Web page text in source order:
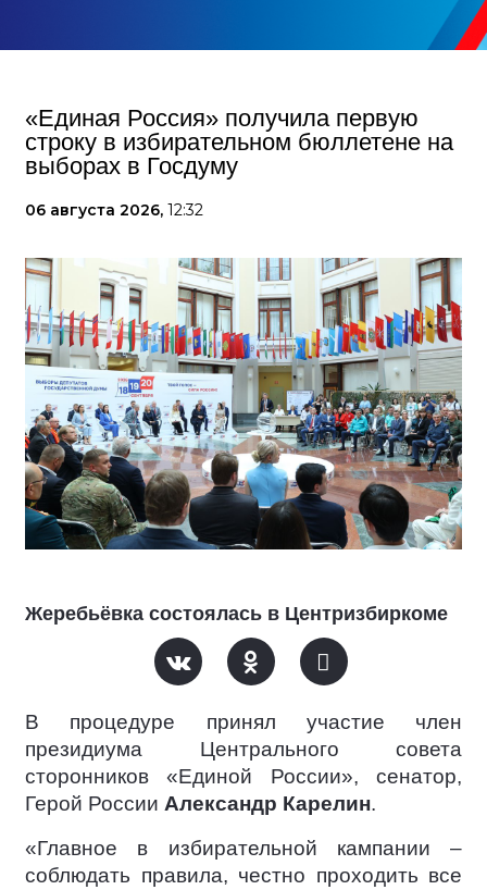
«Единая Россия» получила первую
строку в избирательном бюллетене на
выборах в Госдуму
06 августа 2026, 12:32
Жеребьёвка состоялась в Центризбиркоме
В процедуре принял участие член
президиума Центрального совета
сторонников «Единой России», сенатор,
Герой России Александр Карелин.
«Главное в избирательной кампании –
соблюдать правила, честно проходить все